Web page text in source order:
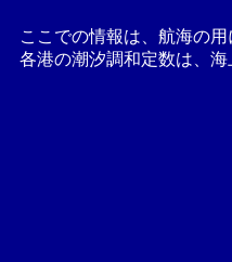
ここでの情報は、航海の
各港の潮汐調和定数は、